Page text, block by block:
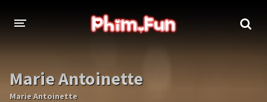
THỂ LOẠI
Thần thoại - Cổ trang
Marie Antoinette
Marie Antoinette